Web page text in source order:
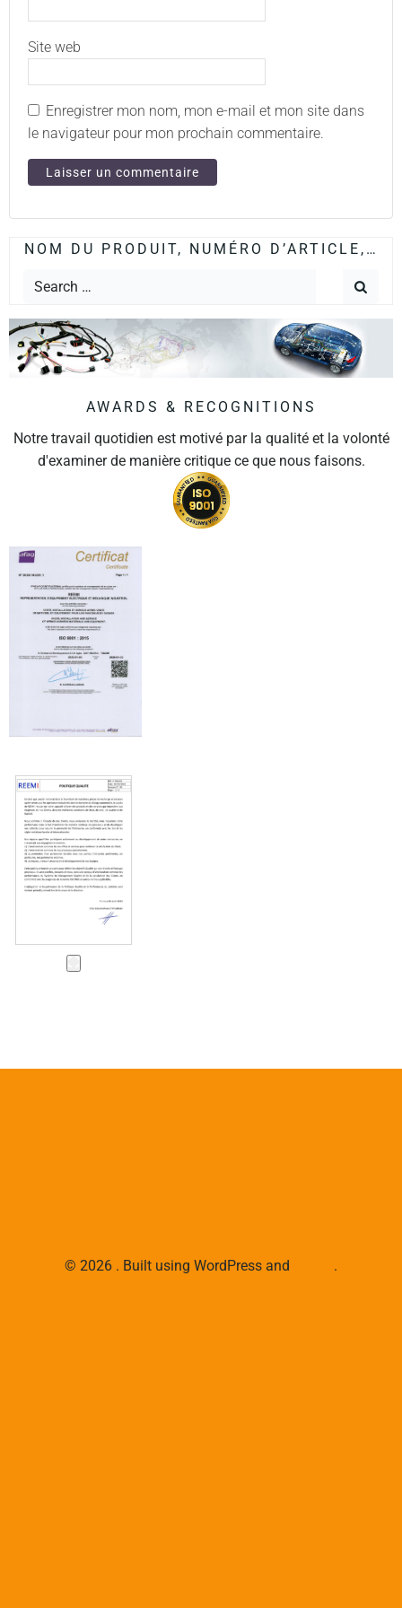
Site web
Enregistrer mon nom, mon e-mail et mon site dans
le navigateur pour mon prochain commentaire.
NOM DU PRODUIT, NUMÉRO D’ARTICLE,…
AWARDS & RECOGNITIONS
Notre travail quotidien est motivé par la qualité et la volonté
d'examiner de manière critique ce que nous faisons.
© 2026 . Built using WordPress and .